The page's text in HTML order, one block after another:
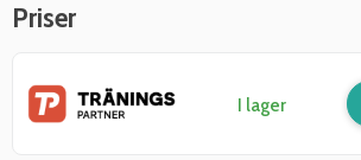
Priser
I lager